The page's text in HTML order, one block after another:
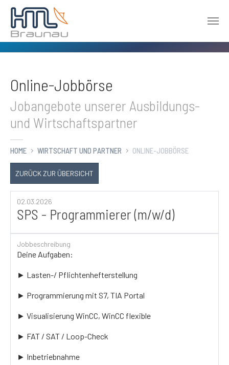
Online-Jobbörse
Jobangebote unserer Ausbildungs-
und Wirtschaftspartner
HOME WIRTSCHAFT UND PARTNER ONLINE-JOBBÖRSE
ZURÜCK ZUR ÜBERSICHT
02.03.2026
SPS - Programmierer (m/w/d)
Jobbeschreibung
Deine Aufgaben:
► Lasten-/ Pflichtenhefterstellung
► Programmierung mit S7, TIA Portal
► Visualisierung WinCC, WinCC flexible
► FAT / SAT / Loop-Check
► Inbetriebnahme